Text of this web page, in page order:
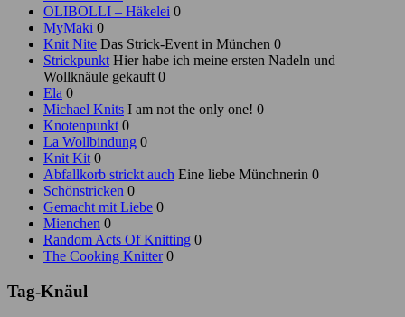
OLIBOLLI – Häkelei 0
MyMaki 0
Knit Nite Das Strick-Event in München 0
Strickpunkt Hier habe ich meine ersten Nadeln und
Wollknäule gekauft 0
Ela 0
Michael Knits I am not the only one! 0
Knotenpunkt 0
La Wollbindung 0
Knit Kit 0
Abfallkorb strickt auch Eine liebe Münchnerin 0
Schönstricken 0
Gemacht mit Liebe 0
Mienchen 0
Random Acts Of Knitting 0
The Cooking Knitter0
Tag-Knäul